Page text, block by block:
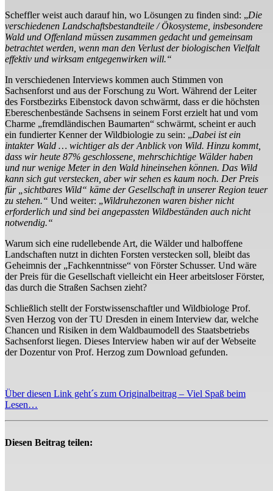
Scheffler weist auch darauf hin, wo Lösungen zu finden sind: „Die
verschiedenen Landschaftsbestandteile / Ökosysteme, insbesondere
Wald und Offenland müssen zusammen gedacht und gemeinsam
betrachtet werden, wenn man den Verlust der biologischen Vielfalt
effektiv und wirksam entgegenwirken will.“
In verschiedenen Interviews kommen auch Stimmen von
Sachsenforst und aus der Forschung zu Wort. Während der Leiter
des Forstbezirks Eibenstock davon schwärmt, dass er die höchsten
Ebereschenbestände Sachsens in seinem Forst erzielt hat und vom
Charme „fremdländischen Baumarten“ schwärmt, scheint er auch
ein fundierter Kenner der Wildbiologie zu sein: „Dabei ist ein
intakter Wald … wichtiger als der Anblick von Wild. Hinzu kommt,
dass wir heute 87% geschlossene, mehrschichtige Wälder haben
und nur wenige Meter in den Wald hineinsehen können. Das Wild
kann sich gut verstecken, aber wir sehen es kaum noch. Der Preis
für „sichtbares Wild“ käme der Gesellschaft in unserer Region teuer
zu stehen.“ Und weiter: „Wildruhezonen waren bisher nicht
erforderlich und sind bei angepassten Wildbeständen auch nicht
notwendig.“
Warum sich eine rudellebende Art, die Wälder und halboffene
Landschaften nutzt in dichten Forsten verstecken soll, bleibt das
Geheimnis der „Fachkenntnisse“ von Förster Schusser. Und wäre
der Preis für die Gesellschaft vielleicht ein Heer arbeitsloser Förster,
das durch die Straßen Sachsen zieht?
Schließlich stellt der Forstwissenschaftler und Wildbiologe Prof.
Sven Herzog von der TU Dresden in einem Interview dar, welche
Chancen und Risiken in dem Waldbaumodell des Staatsbetriebs
Sachsenforst liegen. Dieses Interview haben wir auf der Webseite
der Dozentur von Prof. Herzog zum Download gefunden.
Über diesen Link geht´s zum Originalbeitrag – Viel Spaß beim
Lesen…
Diesen Beitrag teilen: